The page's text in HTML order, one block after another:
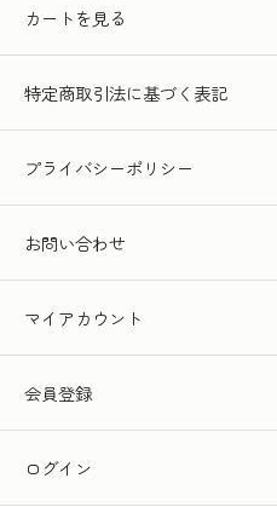
カートを見る
特定商取引法に基づく表記
プライバシーポリシー
お問い合わせ
マイアカウント
会員登録
ログイン